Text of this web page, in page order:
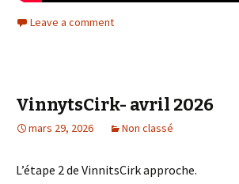
Leave a comment
VinnytsCirk- avril 2026
mars 29, 2026 Non classé
L’étape 2 de VinnitsCirk approche.